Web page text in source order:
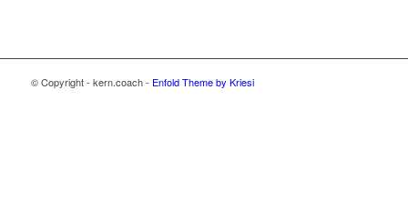
© Copyright - kern.coach - Enfold Theme by Kriesi